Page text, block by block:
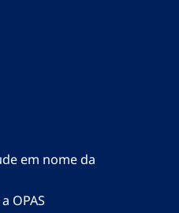
em nome da
OPAS